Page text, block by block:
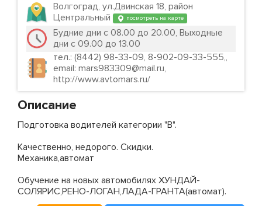
Волгоград, ул.Двинская 18, район
Центральный
посмотреть на карте
Будние дни c 08.00 до 20.00, Выходные
дни с 09.00 до 13.00
тел.: (8442) 98-33-09, 8-902-09-33-555,,
email: mars983309@mail.ru,
http://www.avtomars.ru/
Описание
Подготовка водителей категории "В".
Качественно, недорого. Скидки.
Механика,автомат
Обучение на новых автомобилях ХУНДАЙ-
СОЛЯРИС,РЕНО-ЛОГАН,ЛАДА-ГРАНТА(автомат).